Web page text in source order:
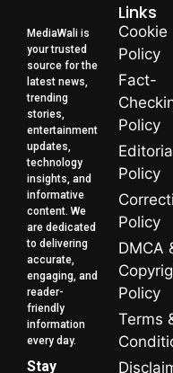
MediaWali is
your trusted
source for the
latest news,
trending
stories,
entertainment
updates,
technology
insights, and
informative
content. We
are dedicated
to delivering
accurate,
engaging, and
reader-
friendly
information
every day.
Stay
Links
Cookie
Policy
Fact-
Policy
Policy
Policy
DMCA
Policy
Terms